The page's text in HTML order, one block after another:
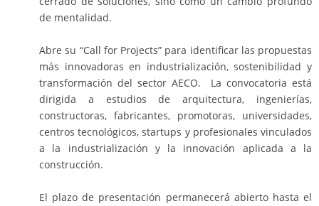
de mentalidad.
Abre su “Call for Projects” para identificar las propuestas
más innovadoras en industrialización, sostenibilidad y
transformación del sector AECO. La convocatoria está
dirigida a estudios de arquitectura, ingenierías,
constructoras, fabricantes, promotoras, universidades,
centros tecnológicos, startups y profesionales vinculados
a la industrialización y la innovación aplicada a la
construcción.
El plazo de presentación permanecerá abierto hasta el